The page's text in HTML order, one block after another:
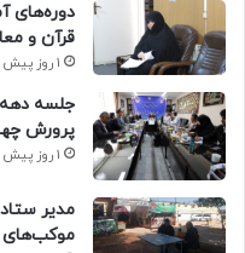
دوره‌های
قرآن و
1 روز پیش
جلسه
پرورش
1 روز پیش
مدیر
موکب‌های